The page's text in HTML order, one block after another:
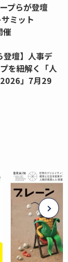
プらが登壇
ミット
催
登壇】人事デ
を紐解く「人
」7月29